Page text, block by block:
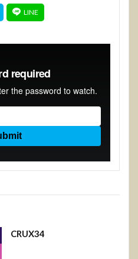
CRUX34